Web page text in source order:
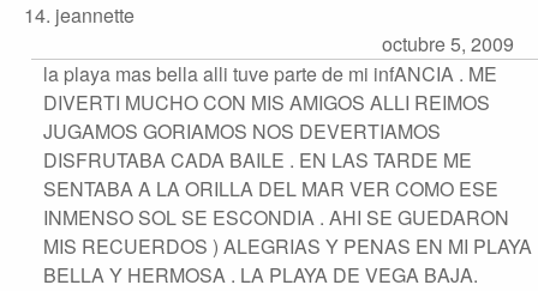
14. jeannette
octubre 5, 2009
la playa mas bella alli tuve parte de mi infANCIA . ME
DIVERTI MUCHO CON MIS AMIGOS ALLI REIMOS
JUGAMOS GORIAMOS NOS DEVERTIAMOS
DISFRUTABA CADA BAILE . EN LAS TARDE ME
SENTABA A LA ORILLA DEL MAR VER COMO ESE
INMENSO SOL SE ESCONDIA . AHI SE GUEDARON
MIS RECUERDOS ) ALEGRIAS Y PENAS EN MI PLAYA
BELLA Y HERMOSA . LA PLAYA DE VEGA BAJA.